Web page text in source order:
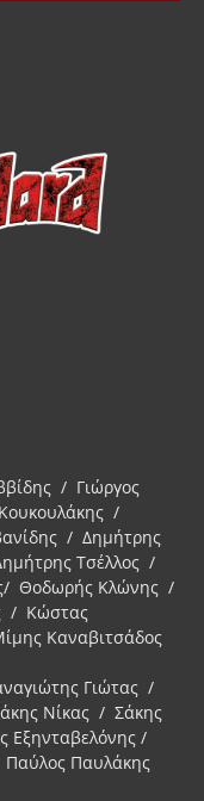
/ Γιώργος
/
/ Δημήτρης
Τσέλλος /
Θοδωρής Κλώνης /
/ Κώστας
Καναβιτσάδος
Γιώτας /
Νίκας / Σάκης
Εξηνταβελόνης /
Παυλάκης